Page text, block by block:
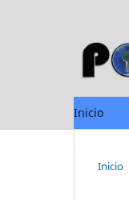
Inicio
Inicio